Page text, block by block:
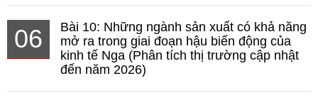
06
Bài 10: Những ngành sản xuất có khả năng
mở ra trong giai đoạn hậu biến động của
kinh tế Nga (Phân tích thị trường cập nhật
đến năm 2026)